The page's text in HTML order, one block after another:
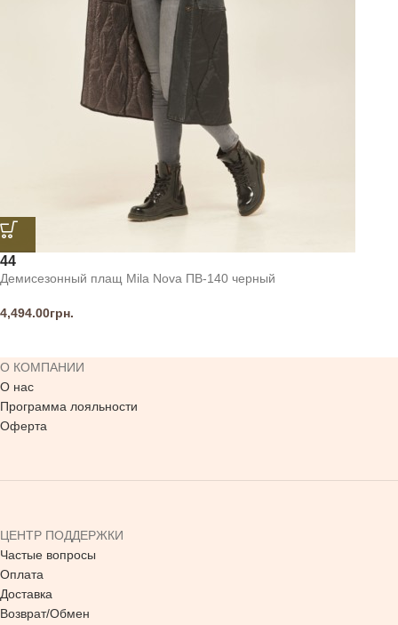
44
Демисезонный плащ Mila Nova ПВ-140 черный
4,494.00грн.
О КОМПАНИИ
О нас
Программа лояльности
Оферта
ЦЕНТР ПОДДЕРЖКИ
Частые вопросы
Оплата
Доставка
Возврат/Обмен